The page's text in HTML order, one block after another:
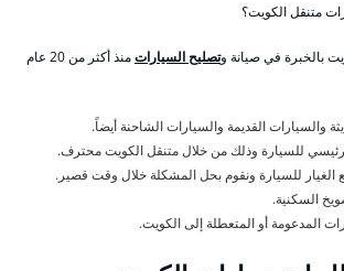
متنقل الكويت؟
بالخبرة في صيانة وتصليح السيارات
منذ أكثر من 20 عام
والسيارات القديمة والسيارات الشاحنة أيضاً.
للسيارة وذلك من خلال متنقل الكويت محترف.
الغيار للسيارة ونقوم بحل المشكلة خلال وقت قصير.
السكنية.
المدعومة أو المتعطلة إلى الكويت.